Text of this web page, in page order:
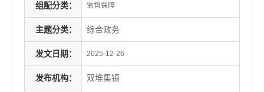
组配分类： 监督保障
主题分类： 综合政务
发文日期： 2025-12-26
发布机构： 双堆集镇